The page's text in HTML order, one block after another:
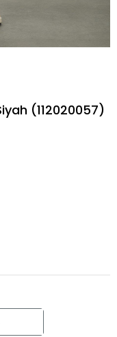
(112020057)